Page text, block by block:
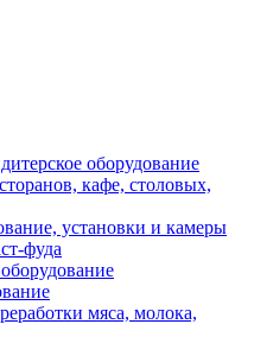
оборудование
кафе, столовых,
установки и камеры
фуда
мяса, молока,